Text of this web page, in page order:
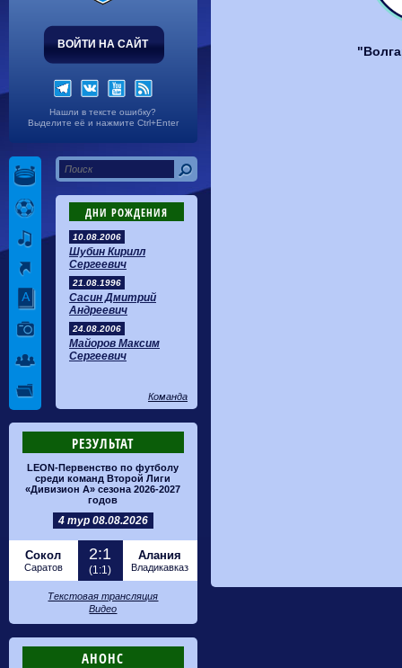
ВОЙТИ НА САЙТ
Нашли в тексте ошибку?
Выделите её и нажмите Ctrl+Enter
ДНИ РОЖДЕНИЯ
10.08.2006
Шубин Кирилл
Сергеевич
21.08.1996
Сасин Дмитрий
Андреевич
24.08.2006
Майоров Максим
Сергеевич
Команда
РЕЗУЛЬТАТ
LEON-Первенство по футболу
среди команд Второй Лиги
«Дивизион А» сезона 2026-2027
годов
4 тур 08.08.2026
Сокол
Саратов
2:1
(1:1)
Алания
Владикавказ
Текстовая трансляция
Видео
АНОНС